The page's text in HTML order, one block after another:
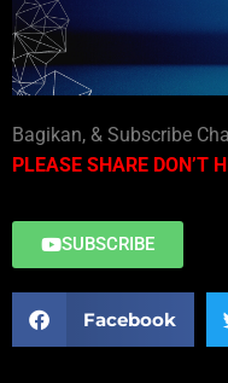
Bagikan, & Subscribe
PLEASE SHARE DON’T
SUBSCRIBE
Facebook